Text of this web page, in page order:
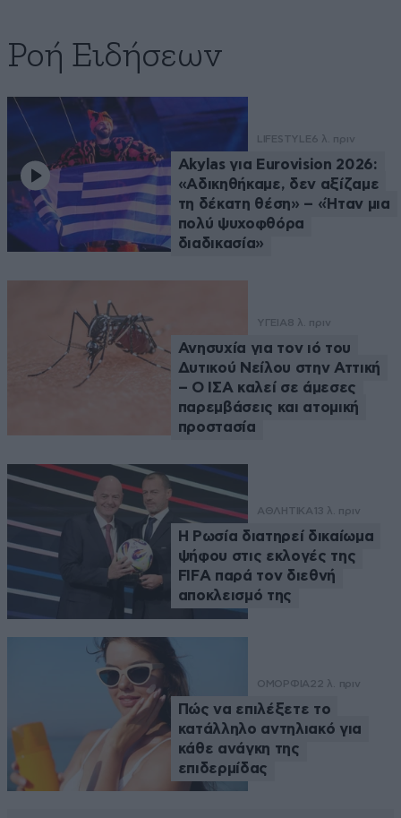
Ροή Ειδήσεων
LIFESTYLE6 λ. πριν
Akylas για Eurovision 2026:
«Aδικηθήκαμε, δεν αξίζαμε
τη δέκατη θέση» – «Ήταν μια
πολύ ψυχοφθόρα
διαδικασία»
ΥΓΕΙΑ8 λ. πριν
Ανησυχία για τον ιό του
Δυτικού Νείλου στην Αττική
– Ο ΙΣΑ καλεί σε άμεσες
παρεμβάσεις και ατομική
προστασία
ΑΘΛΗΤΙΚΑ 13 λ. πριν
Η Ρωσία διατηρεί δικαίωμα
ψήφου στις εκλογές της
FIFA παρά τον διεθνή
αποκλεισμό της
ΟΜΟΡΦΙΑ 22 λ. πριν
Πώς να επιλέξετε το
κατάλληλο αντηλιακό για
κάθε ανάγκη της
επιδερμίδας